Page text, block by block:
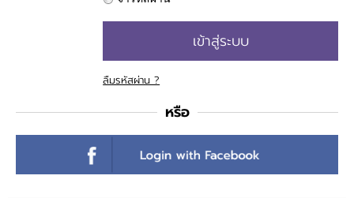
เข้าสู่ระบบ
ลืมรหัสผ่าน ?
หรือ